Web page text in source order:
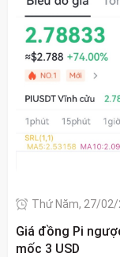
Thứ Năm, 27/02/
Giá đồng Pi
mốc 3 USD